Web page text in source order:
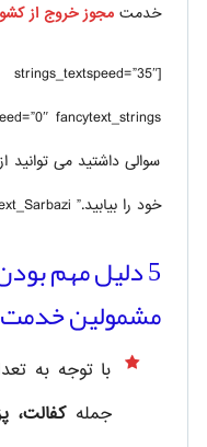
خدمتمجوز خروج از
سوالی داشتید می توانید
خود را بیابید.” ex_class=”fancyText_Sarbazi”]
5 دلیل مهم
مشمولین
با توجه به
جملهکفالت،